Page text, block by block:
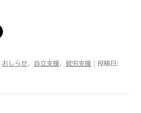
おしらせ、 自立支援、 就労支援 | 投稿日: